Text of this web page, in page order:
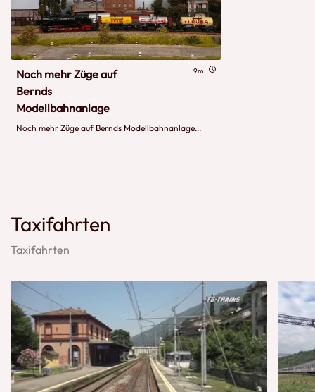
Noch mehr Züge auf
Bernds
Modellbahnanlage
9m
Noch mehr Züge auf Bernds Modellbahnanlage...
Taxifahrten
Taxifahrten